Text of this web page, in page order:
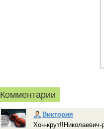
Комментарии
Виктория
Хон-крут!!Николаевич-